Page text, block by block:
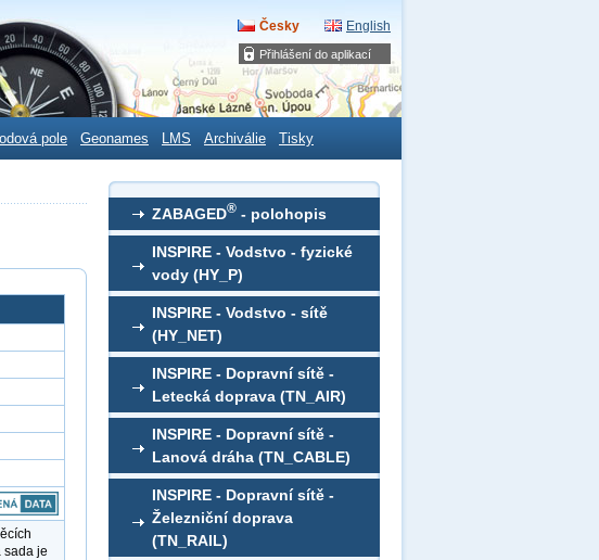
Přihlášení do aplikací
Česky English
pole Geonames LMS Archiválie Tisky
ZABAGED® - polohopis
INSPIRE - Vodstvo - fyzické
vody (HY_P)
INSPIRE - Vodstvo - sítě
(HY_NET)
INSPIRE - Dopravní sítě -
Letecká doprava (TN_AIR)
INSPIRE - Dopravní sítě -
Lanová dráha (TN_CABLE)
INSPIRE - Dopravní sítě -
Železniční doprava
(TN_RAIL)
sada je